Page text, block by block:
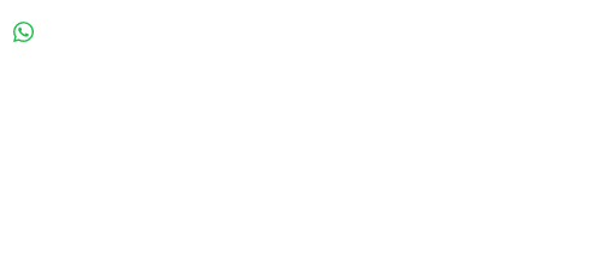
mulher é capas de atingir